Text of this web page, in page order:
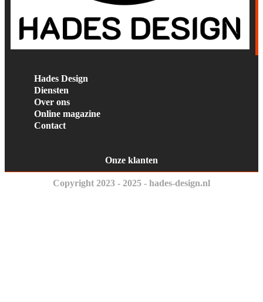
Hades Design
Diensten
Over ons
Online magazine
Contact
Onze klanten
Copyright 2023 - 2025 - hades-design.nl